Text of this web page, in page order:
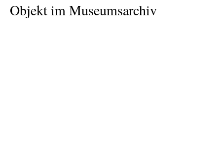
Objekt im Museumsarchiv